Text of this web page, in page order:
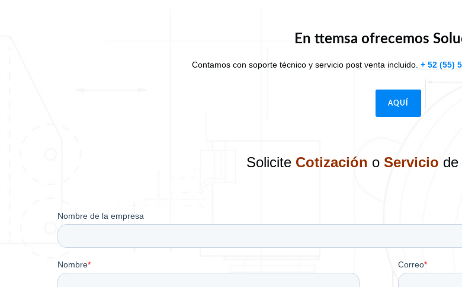
En ttemsa ofrecemos
Contamos con soporte técnico y servicio post venta incluido. + 52 (55)
AQUÍ
Solicite Cotización o Servicio